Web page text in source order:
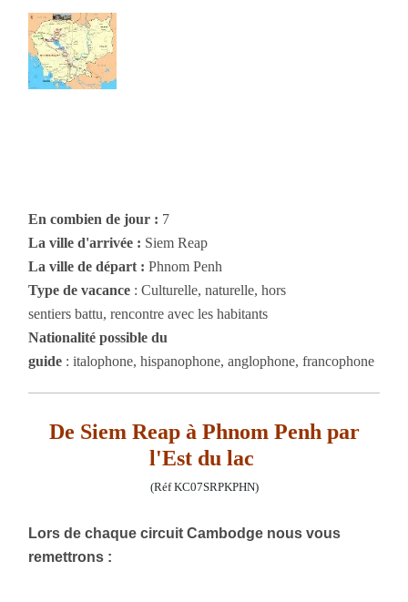
En combien de jour : 7
La ville d'arrivée : Siem Reap
La ville de départ :Phnom Penh
Type de vacance : Culturelle, naturelle, hors
sentiers battu, rencontre avec les habitants
Nationalité possible du
guide : italophone, hispanophone, anglophone, francophone
De Siem Reap à Phnom Penh par
l'Est du lac
(Réf KC07SRPKPHN)
Lors de chaque circuit Cambodge nous vous
remettrons :